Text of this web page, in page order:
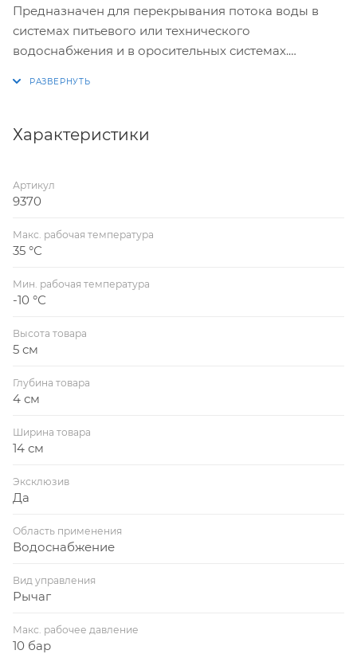
Предназначен для перекрывания потока воды в
системах питьевого или технического
водоснабжения и в оросительных системах.
Характеристики
Артикул
9370
Макс. рабочая температура
35 °С
Мин. рабочая температура
-10 °С
Высота товара
5 см
Глубина товара
4 см
Ширина товара
14 см
Эксклюзив
Да
Область применения
Водоснабжение
Вид управления
Рычаг
Макс. рабочее давление
10 бар